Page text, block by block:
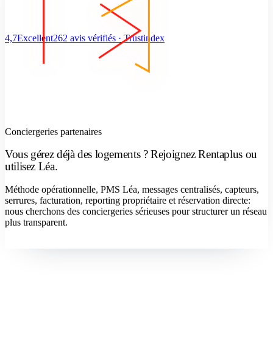
4,7Excellent262 avis vérifiés · Trustindex
Conciergeries partenaires
Vous gérez déjà des logements ? Rejoignez Rentaplus ou
utilisez Léa.
Méthode opérationnelle, PMS Léa, messages centralisés, capteurs,
serrures, facturation, reporting propriétaire et réservation directe:
nous cherchons des conciergeries sérieuses pour structurer un réseau
plus transparent.